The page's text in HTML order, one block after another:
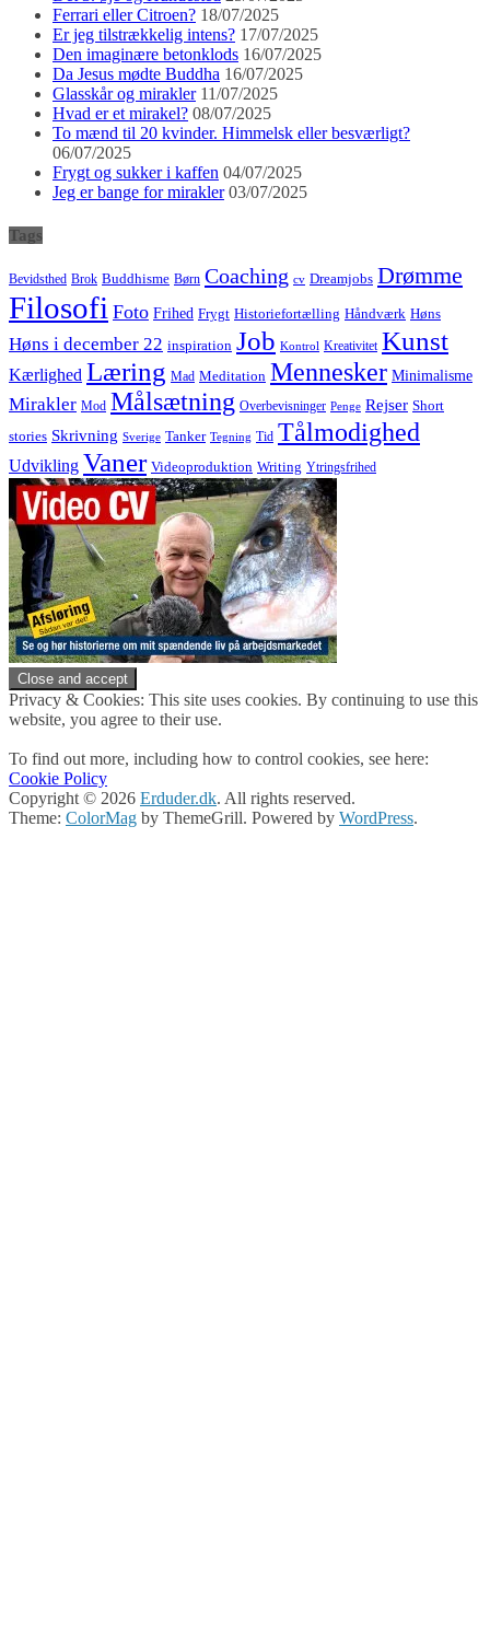
Ferrari eller Citroen? 18/07/2025
Er jeg tilstrækkelig intens? 17/07/2025
Den imaginære betonklods 16/07/2025
Da Jesus mødte Buddha 16/07/2025
Glasskår og mirakler 11/07/2025
Hvad er et mirakel? 08/07/2025
To mænd til 20 kvinder. Himmelsk eller besværligt?
06/07/2025
Frygt og sukker i kaffen 04/07/2025
Jeg er bange for mirakler 03/07/2025
Tags
Bevidsthed Brok Buddhisme Børn Coaching cv Dreamjobs Drømme
Filosofi Foto Frihed Frygt Historiefortælling Håndværk Høns
Høns i december 22 inspiration Job Kontrol Kreativitet Kunst
Kærlighed Læring Mad Meditation Mennesker Minimalisme
Mirakler Mod Målsætning Overbevisninger Penge Rejser Short
stories Skrivning Sverige Tanker Tegning Tid Tålmodighed
Udvikling Vaner Videoproduktion Writing Ytringsfrihed
Privacy & Cookies: This site uses cookies. By continuing to use this
website, you agree to their use.
To find out more, including how to control cookies, see here:
Cookie Policy
Copyright © 2026 Erduder.dk. All rights reserved.
Theme: ColorMag by ThemeGrill. Powered by WordPress.